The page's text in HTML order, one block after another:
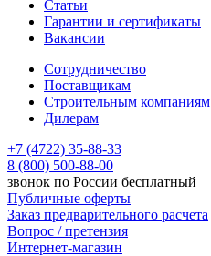
Статьи
Гарантии и сертификаты
Вакансии
Сотрудничество
Поставщикам
Строительным компаниям
Дилерам
+7 (4722) 35-88-33
8 (800) 500-88-00
звонок по России бесплатный
Публичные оферты
Заказ предварительного расчета
Вопрос / претензия
Интернет-магазин